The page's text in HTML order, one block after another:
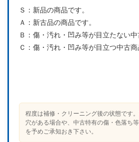
Ｓ： 新品の商品です。
Ａ： 新古品の商品です。
Ｂ： 傷・汚れ・凹み等が目立たない中
Ｃ： 傷・汚れ・凹み等が目立つ中古商
程度は補修・クリーニング後の状態です
穴がある場合や、中古特有の傷・色落ち
を予めご承知おき下さい。